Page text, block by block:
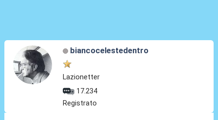
biancocelestedentro
Lazionetter
17.234
Registrato